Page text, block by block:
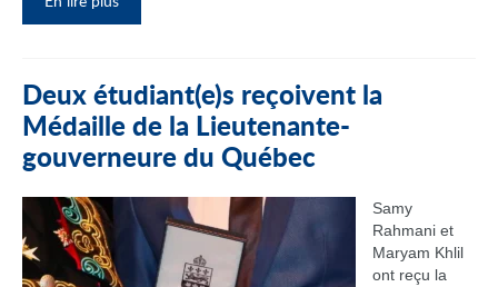
Deux étudiant(e)s reçoivent la
Médaille de la Lieutenante-
gouverneure du Québec
Samy
Rahmani et
Maryam Khlil
ont reçu la